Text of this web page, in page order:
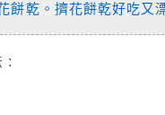
餅乾。擠花餅乾好吃又
: